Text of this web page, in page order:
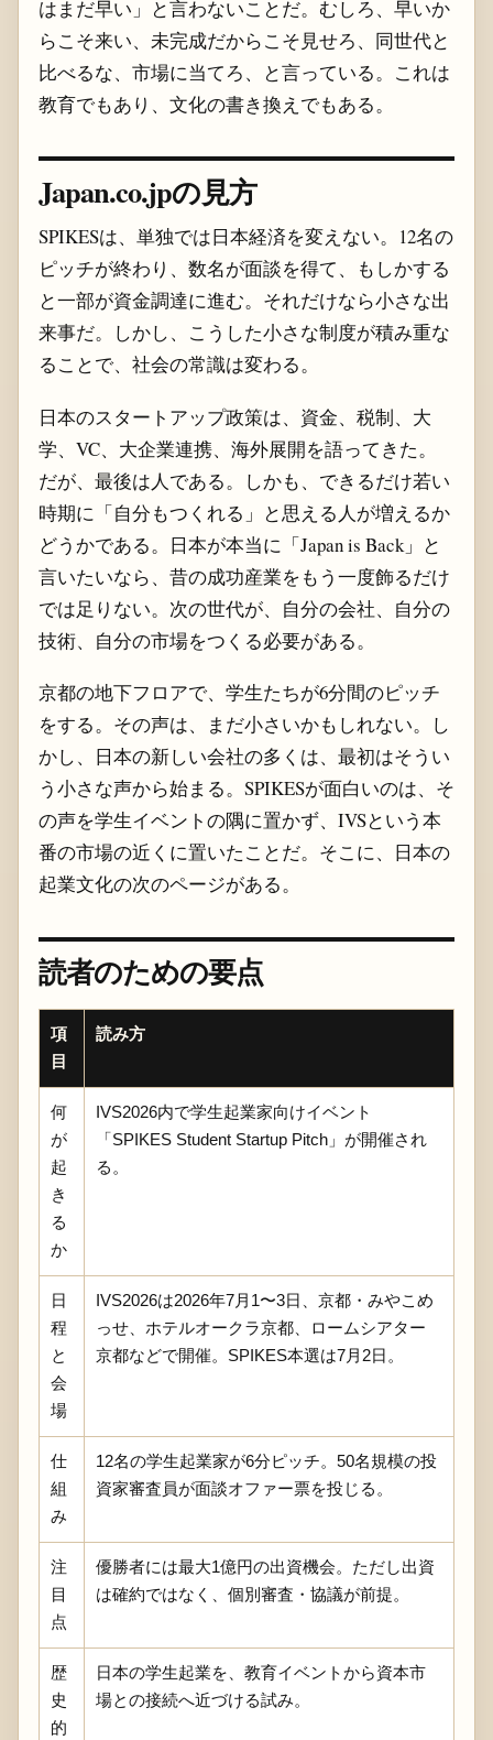
はまだ早い」と言わないことだ。むしろ、早いか
らこそ来い、未完成だからこそ見せろ、同世代と
比べるな、市場に当てろ、と言っている。これは
教育でもあり、文化の書き換えでもある。
Japan.co.jpの見方
SPIKESは、単独では日本経済を変えない。12名の
ピッチが終わり、数名が面談を得て、もしかする
と一部が資金調達に進む。それだけなら小さな出
来事だ。しかし、こうした小さな制度が積み重な
ることで、社会の常識は変わる。
日本のスタートアップ政策は、資金、税制、大
学、VC、大企業連携、海外展開を語ってきた。
だが、最後は人である。しかも、できるだけ若い
時期に「自分もつくれる」と思える人が増えるか
どうかである。日本が本当に「Japan is Back」と
言いたいなら、昔の成功産業をもう一度飾るだけ
では足りない。次の世代が、自分の会社、自分の
技術、自分の市場をつくる必要がある。
京都の地下フロアで、学生たちが6分間のピッチ
をする。その声は、まだ小さいかもしれない。し
かし、日本の新しい会社の多くは、最初はそうい
う小さな声から始まる。SPIKESが面白いのは、そ
の声を学生イベントの隅に置かず、IVSという本
番の市場の近くに置いたことだ。そこに、日本の
起業文化の次のページがある。
読者のための要点
項
目
読み方
何
が
起
き
る
か
IVS2026内で学生起業家向けイベント
「SPIKES Student Startup Pitch」が開催され
る。
日
程
と
会
場
IVS2026は2026年7月1〜3日、京都・みやこめ
っせ、ホテルオークラ京都、ロームシアター
京都などで開催。SPIKES本選は7月2日。
仕
組
み
12名の学生起業家が6分ピッチ。50名規模の投
資家審査員が面談オファー票を投じる。
注
目
点
優勝者には最大1億円の出資機会。ただし出資
は確約ではなく、個別審査・協議が前提。
歴
史
的
日本の学生起業を、教育イベントから資本市
場との接続へ近づける試み。